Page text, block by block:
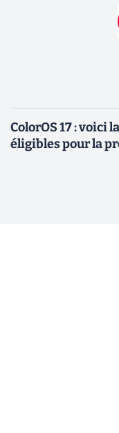
ColorOS 17 : voici
éligibles pour la